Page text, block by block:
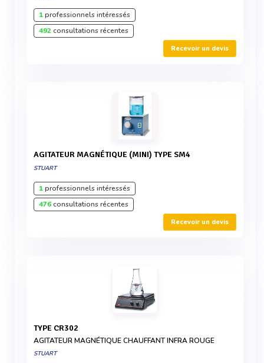
1professionnels intéressés
492consultations récentes
Recevoir un devis
AGITATEUR MAGNÉTIQUE (MINI) TYPE SM4
STUART
1professionnels intéressés
476consultations récentes
Recevoir un devis
TYPE CR302
AGITATEUR MAGNÉTIQUE CHAUFFANT INFRA ROUGE
STUART